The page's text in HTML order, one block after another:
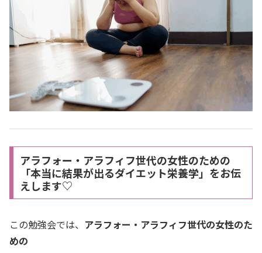
アラフォー・アラフィフ世代の女性のための
「本当に結果が出るダイエット栄養学」をお伝
えします♡
この勉強会では、 アラフォー・アラフィフ世代の女性のた
めの